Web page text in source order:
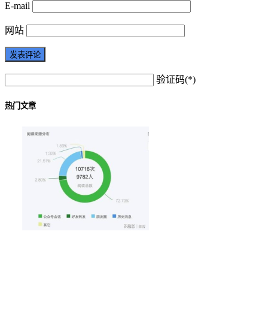
E-mail
网站
验证码(*)
热门文章